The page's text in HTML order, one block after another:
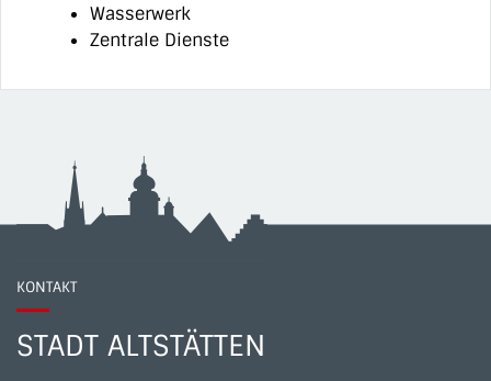
Wasserwerk
Zentrale Dienste
KONTAKT
STADT ALTSTÄTTEN